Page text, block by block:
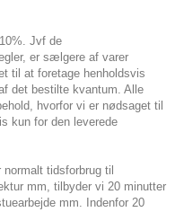
Jvf de
er sælgere af varer
til at foretage henholdsvis
det bestilte kvantum. Alle
hvorfor vi er nødsaget til
kun for den leverede
normalt tidsforbrug til
mm, tilbyder vi 20 minutter
mm. Indenfor 20